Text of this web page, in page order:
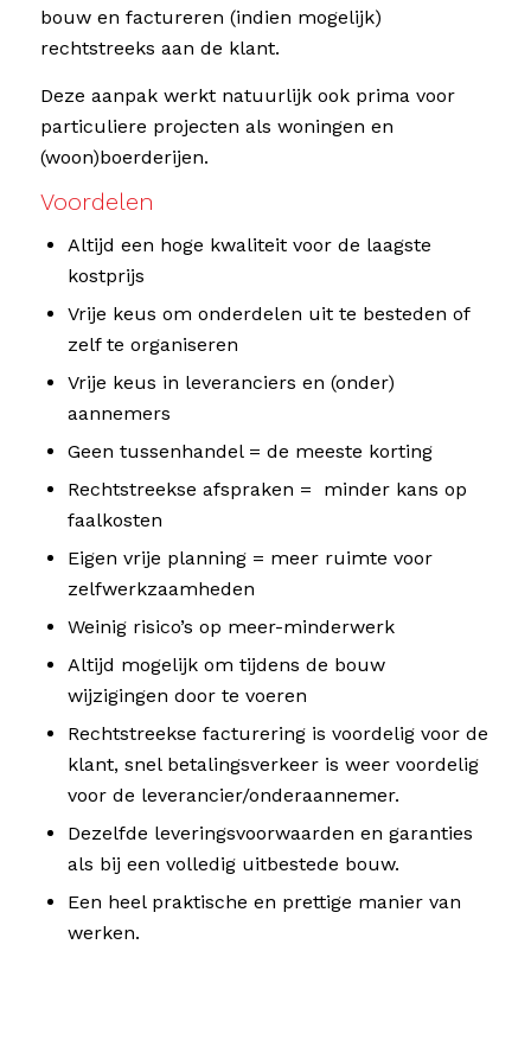
bouw en factureren (indien mogelijk)
rechtstreeks aan de klant.
Deze aanpak werkt natuurlijk ook prima voor
particuliere projecten als woningen en
(woon)boerderijen.
Voordelen
Altijd een hoge kwaliteit voor de laagste
kostprijs
Vrije keus om onderdelen uit te besteden of
zelf te organiseren
Vrije keus in leveranciers en (onder)
aannemers
Geen tussenhandel = de meeste korting
Rechtstreekse afspraken = minder kans op
faalkosten
Eigen vrije planning = meer ruimte voor
zelfwerkzaamheden
Weinig risico’s op meer-minderwerk
Altijd mogelijk om tijdens de bouw
wijzigingen door te voeren
Rechtstreekse facturering is voordelig voor de
klant, snel betalingsverkeer is weer voordelig
voor de leverancier/onderaannemer.
Dezelfde leveringsvoorwaarden en garanties
als bij een volledig uitbestede bouw.
Een heel praktische en prettige manier van
werken.